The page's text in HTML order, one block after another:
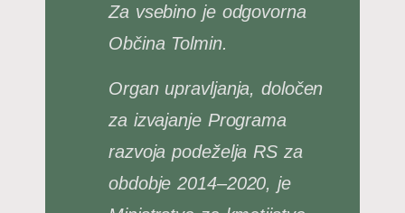
Za vsebino je odgovorna
Občina Tolmin.
Organ upravljanja, določen
za izvajanje Programa
razvoja podeželja RS za
obdobje 2014–2020, je